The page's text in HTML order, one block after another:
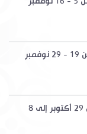
معرض الكويت الدولي للكتاب من 19 - 29 نوفمبر
معرض الجزائر الدولي للكتاب من 29 أكتوبر إلى 8